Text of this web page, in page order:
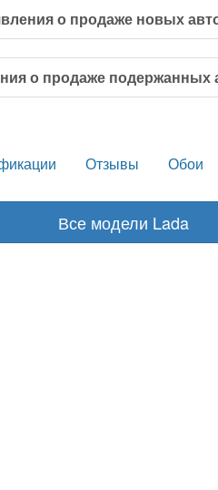
о продаже новых
о продаже подержанных
Отзывы Обои
Все модели Lada